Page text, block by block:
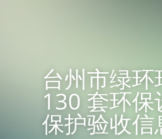
台州市绿
130 套环
保护验收信